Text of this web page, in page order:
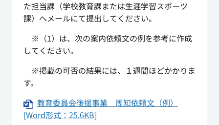
た担当課（学校教育課または生涯学習スポーツ
課）​​​​​​へメールにて提出してください。
※（1）は、次の案内依頼文の例を参考に作成
してください。
※掲載の可否の結果には、１週間ほどかかりま
す。
教育委員会後援事業 周知依頼文（例）
[Word形式：25.6KB]